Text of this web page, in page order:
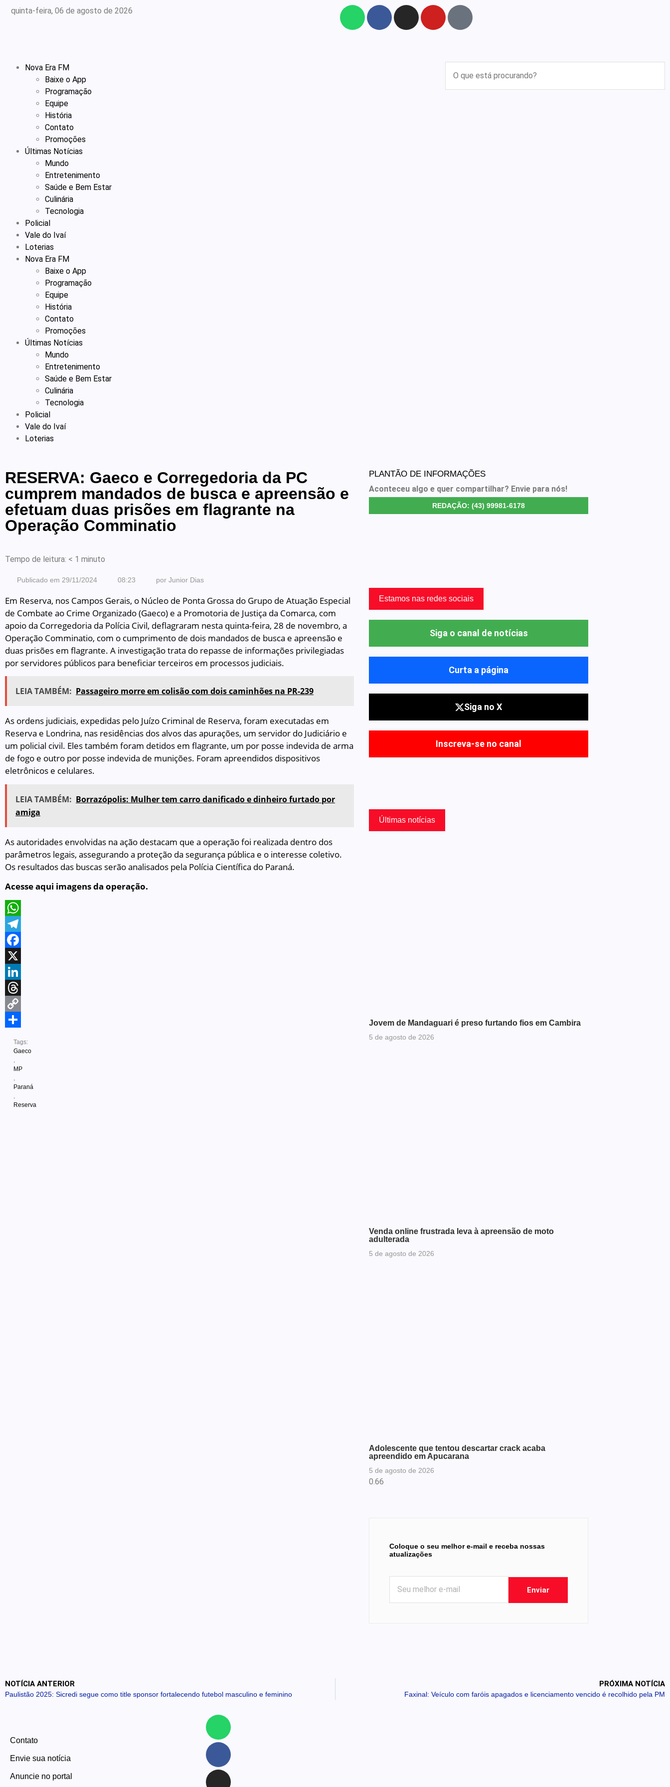
quinta-feira, 06 de agosto de 2026
Nova Era FM
Baixe o App
Programação
Equipe
História
Contato
Promoções
Últimas Notícias
Mundo
Entretenimento
Saúde e Bem Estar
Culinária
Tecnologia
Policial
Vale do Ivaí
Loterias
Nova Era FM
Baixe o App
Programação
Equipe
História
Contato
Promoções
Últimas Notícias
Mundo
Entretenimento
Saúde e Bem Estar
Culinária
Tecnologia
Policial
Vale do Ivaí
Loterias
RESERVA: Gaeco e Corregedoria da PC
cumprem mandados de busca e apreensão e
efetuam duas prisões em flagrante na
Operação Comminatio
Tempo de leitura: < 1 minuto
Publicado em 29/11/2024 08:23 por Junior Dias
Em Reserva, nos Campos Gerais, o Núcleo de Ponta Grossa do Grupo de Atuação Especial
de Combate ao Crime Organizado (Gaeco) e a Promotoria de Justiça da Comarca, com
apoio da Corregedoria da Polícia Civil, deflagraram nesta quinta-feira, 28 de novembro, a
Operação Comminatio, com o cumprimento de dois mandados de busca e apreensão e
duas prisões em flagrante. A investigação trata do repasse de informações privilegiadas
por servidores públicos para beneficiar terceiros em processos judiciais.
LEIA TAMBÉM: Passageiro morre em colisão com dois caminhões na PR-239
As ordens judiciais, expedidas pelo Juízo Criminal de Reserva, foram executadas em
Reserva e Londrina, nas residências dos alvos das apurações, um servidor do Judiciário e
um policial civil. Eles também foram detidos em flagrante, um por posse indevida de arma
de fogo e outro por posse indevida de munições. Foram apreendidos dispositivos
eletrônicos e celulares.
LEIA TAMBÉM: Borrazópolis: Mulher tem carro danificado e dinheiro furtado por
amiga
As autoridades envolvidas na ação destacam que a operação foi realizada dentro dos
parâmetros legais, assegurando a proteção da segurança pública e o interesse coletivo.
Os resultados das buscas serão analisados pela Polícia Científica do Paraná.
Acesse aqui imagens da operação.
WhatsApp
Telegram
Facebook
X
LinkedIn
Threads
Copy
Tags:
Gaeco
MP
Paraná
Reserva
PLANTÃO DE INFORMAÇÕES
Aconteceu algo e quer compartilhar? Envie para nós!
REDAÇÃO: (43) 99981-6178
Estamos nas redes sociais
Siga o canal de notícias
Curta a página
Siga no X
Inscreva-se no canal
Últimas notícias
Jovem de Mandaguari é preso furtando fios em Cambira
5 de agosto de 2026
Venda online frustrada leva à apreensão de moto
adulterada
5 de agosto de 2026
Adolescente que tentou descartar crack acaba
apreendido em Apucarana
5 de agosto de 2026
Coloque o seu melhor e-mail e receba nossas
atualizações
Enviar
NOTÍCIA ANTERIOR
Paulistão 2025: Sicredi segue como title sponsor fortalecendo futebol masculino e feminino
PRÓXIMA NOTÍCIA
Faxinal: Veículo com faróis apagados e licenciamento vencido é recolhido pela PM
Contato
Envie sua notícia
Anuncie no portal